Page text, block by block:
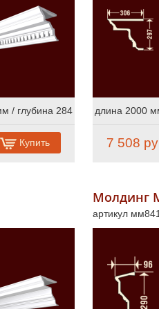
/ глубина 284
Купить
длина 2000
7 508
Молдинг
артикул